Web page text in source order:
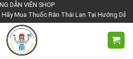
DẪN VIÊN SHOP
Thái Lan Tại Hướng Dẫn Viên Shop | Với